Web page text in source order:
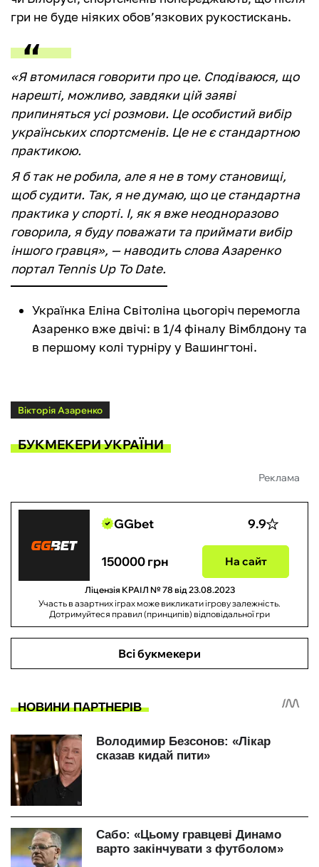
гри не буде ніяких обов’язкових рукостискань.
«Я втомилася говорити про це. Сподіваюся, що
нарешті, можливо, завдяки цій заяві
припиняться усі розмови. Це особистий вибір
українських спортсменів. Це не є стандартною
практикою.
Я б так не робила, але я не в тому становищі,
щоб судити. Так, я не думаю, що це стандартна
практика у спорті. І, як я вже неодноразово
говорила, я буду поважати та приймати вибір
іншого гравця», — наводить слова Азаренко
портал Tennis Up To Date.
Українка Еліна Світоліна цьогоріч перемогла
Азаренко вже двічі: в 1/4 фіналу Вімблдону та
в першому колі турніру у Вашингтоні.
Вікторія Азаренко
БУКМЕКЕРИ УКРАЇНИ
Реклама
GGbet 9.9
150000 грн На сайт
Ліцензія КРАІЛ № 78 від 23.08.2023
Участь в азартних іграх може викликати ігрову залежність.
Дотримуйтеся правил (принципів) відповідальної гри
Всі букмекери